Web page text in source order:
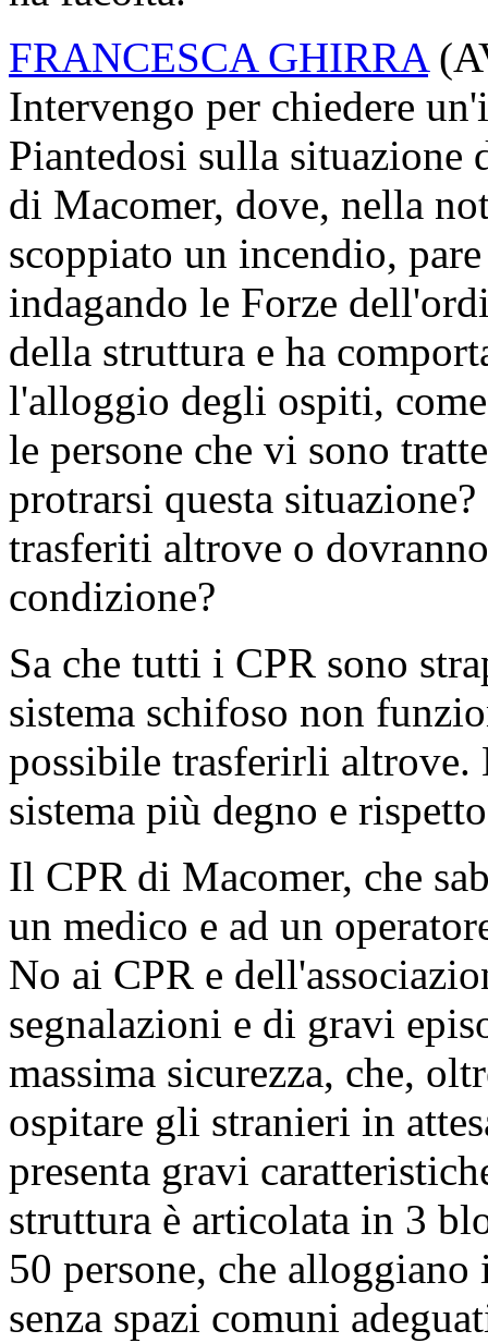
artistica, ha partecipato a
internazionali, come la
di Venezia, e ha ricevuto
ultima, indimenticabile
Museo di Palazzo Cipolla,
Fondazione Terzo
condoglianze (Applausi).
PRESIDENTE. Ha chiesto
ha facoltà.
FRANCESCA GHIRRA(
Intervengo per chiedere
Piantedosi sulla
di Macomer, dove, nella
scoppiato un incendio,
indagando le Forze
della struttura e ha
l'alloggio degli ospiti,
le persone che vi sono
protrarsi questa
trasferiti altrove o
condizione?
Sa che tutti i CPR sono
sistema schifoso non
possibile trasferirli altrove.
sistema più degno e